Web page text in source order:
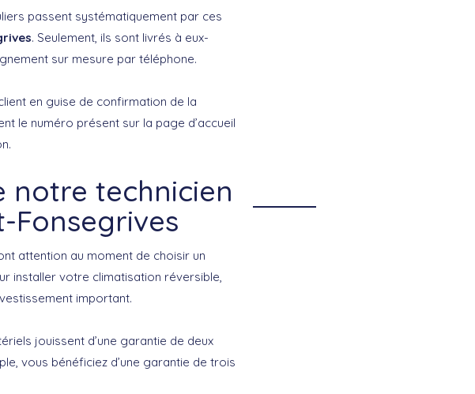
passent systématiquement par ces
. Seulement, ils sont livrés à eux-
sur mesure par téléphone.
en guise de confirmation de la
le numéro présent sur la page d’accueil
notre technicien
Fonsegrives
attention au moment de choisir un
installer votre climatisation réversible,
important.
jouissent d’une garantie de deux
vous bénéficiez d’une garantie de trois